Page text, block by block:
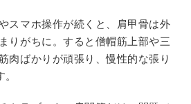
スマホ操作が続くと、肩甲骨は外
りがちに。すると僧帽筋上部や三
肉ばかりが頑張り、慢性的な張り